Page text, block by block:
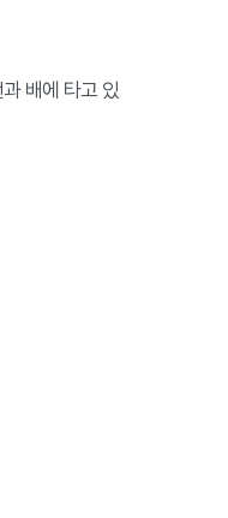
과 배에 타고 있